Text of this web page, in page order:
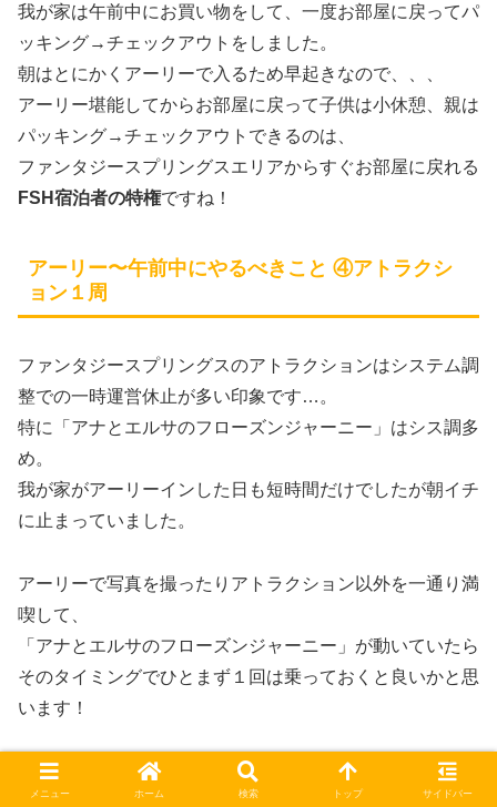
我が家は午前中にお買い物をして、一度お部屋に戻ってパ
ッキング→チェックアウトをしました。
朝はとにかくアーリーで入るため早起きなので、、、
アーリー堪能してからお部屋に戻って子供は小休憩、親は
パッキング→チェックアウトできるのは、
ファンタジースプリングスエリアからすぐお部屋に戻れる
FSH宿泊者の特権ですね！
アーリー〜午前中にやるべきこと ④アトラクシ
ョン１周
ファンタジースプリングスのアトラクションはシステム調
整での一時運営休止が多い印象です…。
特に「アナとエルサのフローズンジャーニー」はシス調多
め。
我が家がアーリーインした日も短時間だけでしたが朝イチ
に止まっていました。
アーリーで写真を撮ったりアトラクション以外を一通り満
喫して、
「アナとエルサのフローズンジャーニー」が動いていたら
そのタイミングでひとまず１回は乗っておくと良いかと思
います！
▼マジックパス購入者は最初のアトラクション利用時にリ
ボンを巻いていただけます。
メニュー ホーム 検索 トップ サイドバー